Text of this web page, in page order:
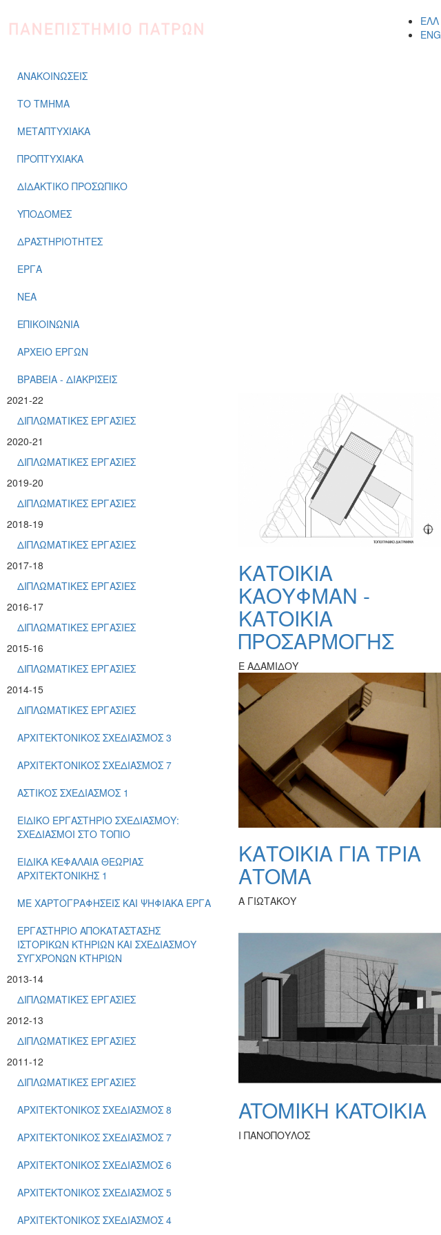
ΕΛΛ
ENG
ΑΝΑΚΟΙΝΩΣΕΙΣ
ΤΟ ΤΜΗΜΑ
ΜΕΤΑΠΤΥΧΙΑΚΑ
ΠΡΟΠΤΥΧΙΑΚΑ
ΔΙΔΑΚΤΙΚΟ ΠΡΟΣΩΠΙΚΟ
ΥΠΟΔΟΜΕΣ
ΔΡΑΣΤΗΡΙΟΤΗΤΕΣ
ΕΡΓΑ
ΝΕΑ
ΕΠΙΚΟΙΝΩΝΙΑ
ΑΡΧΕΙΟ ΕΡΓΩΝ
ΒΡΑΒΕΙΑ - ΔΙΑΚΡΙΣΕΙΣ
2021-22
ΔΙΠΛΩΜΑΤΙΚΕΣ ΕΡΓΑΣΙΕΣ
2020-21
ΔΙΠΛΩΜΑΤΙΚΕΣ ΕΡΓΑΣΙΕΣ
2019-20
ΔΙΠΛΩΜΑΤΙΚΕΣ ΕΡΓΑΣΙΕΣ
2018-19
ΔΙΠΛΩΜΑΤΙΚΕΣ ΕΡΓΑΣΙΕΣ
2017-18
ΔΙΠΛΩΜΑΤΙΚΕΣ ΕΡΓΑΣΙΕΣ
2016-17
ΔΙΠΛΩΜΑΤΙΚΕΣ ΕΡΓΑΣΙΕΣ
2015-16
ΔΙΠΛΩΜΑΤΙΚΕΣ ΕΡΓΑΣΙΕΣ
2014-15
ΔΙΠΛΩΜΑΤΙΚΕΣ ΕΡΓΑΣΙΕΣ
ΑΡΧΙΤΕΚΤΟΝΙΚΟΣ ΣΧΕΔΙΑΣΜΟΣ 3
ΑΡΧΙΤΕΚΤΟΝΙΚΟΣ ΣΧΕΔΙΑΣΜΟΣ 7
ΑΣΤΙΚΟΣ ΣΧΕΔΙΑΣΜΟΣ 1
ΕΙΔΙΚΟ ΕΡΓΑΣΤΗΡΙΟ ΣΧΕΔΙΑΣΜΟΥ:
ΣΧΕΔΙΑΣΜΟΙ ΣΤΟ ΤΟΠΙΟ
ΕΙΔΙΚΑ ΚΕΦΑΛΑΙΑ ΘΕΩΡΙΑΣ
ΑΡΧΙΤΕΚΤΟΝΙΚΗΣ 1
ΜΕ ΧΑΡΤΟΓΡΑΦΗΣΕΙΣ ΚΑΙ ΨΗΦΙΑΚΑ ΕΡΓΑ
ΕΡΓΑΣΤΗΡΙΟ ΑΠΟΚΑΤΑΣΤΑΣΗΣ
ΙΣΤΟΡΙΚΩΝ ΚΤΗΡΙΩΝ ΚΑΙ ΣΧΕΔΙΑΣΜΟΥ
ΣΥΓΧΡΟΝΩΝ ΚΤΗΡΙΩΝ
2013-14
ΔΙΠΛΩΜΑΤΙΚΕΣ ΕΡΓΑΣΙΕΣ
2012-13
ΔΙΠΛΩΜΑΤΙΚΕΣ ΕΡΓΑΣΙΕΣ
2011-12
ΔΙΠΛΩΜΑΤΙΚΕΣ ΕΡΓΑΣΙΕΣ
ΑΡΧΙΤΕΚΤΟΝΙΚΟΣ ΣΧΕΔΙΑΣΜΟΣ 8
ΑΡΧΙΤΕΚΤΟΝΙΚΟΣ ΣΧΕΔΙΑΣΜΟΣ 7
ΑΡΧΙΤΕΚΤΟΝΙΚΟΣ ΣΧΕΔΙΑΣΜΟΣ 6
ΑΡΧΙΤΕΚΤΟΝΙΚΟΣ ΣΧΕΔΙΑΣΜΟΣ 5
ΑΡΧΙΤΕΚΤΟΝΙΚΟΣ ΣΧΕΔΙΑΣΜΟΣ 4
ΚΑΤΟΙΚΙΑ
ΚΑΟΥΦΜΑΝ -
ΚΑΤΟΙΚΙΑ
ΠΡΟΣΑΡΜΟΓΗΣ
Ε ΑΔΑΜΙΔΟΥ
ΚΑΤΟΙΚΙΑ ΓΙΑ ΤΡΙΑ
ΑΤΟΜΑ
Α ΓΙΩΤΑΚΟΥ
ATOMIKH KATOIKIA
Ι ΠΑΝΟΠΟΥΛΟΣ